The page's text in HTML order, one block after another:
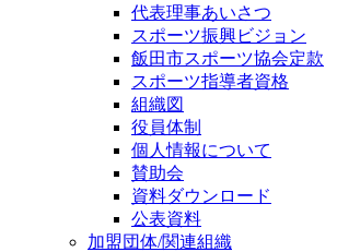
代表理事あいさつ
スポーツ振興ビジョン
飯田市スポーツ協会定款
スポーツ指導者資格
組織図
役員体制
個人情報について
賛助会
資料ダウンロード
公表資料
加盟団体/関連組織